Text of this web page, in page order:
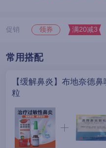
促销 领券 满20减3
常用搭配
【缓解鼻炎】布地奈德
粒